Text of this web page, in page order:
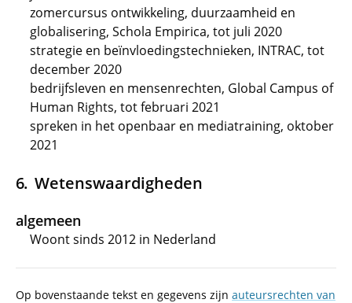
zomercursus ontwikkeling, duurzaamheid en
globalisering, Schola Empirica, tot juli 2020
strategie en beïnvloedingstechnieken, INTRAC, tot
december 2020
bedrijfsleven en mensenrechten, Global Campus of
Human Rights, tot februari 2021
spreken in het openbaar en mediatraining, oktober
2021
Wetenswaardigheden
algemeen
Woont sinds 2012 in Nederland
Op bovenstaande tekst en gegevens zijn auteursrechten van